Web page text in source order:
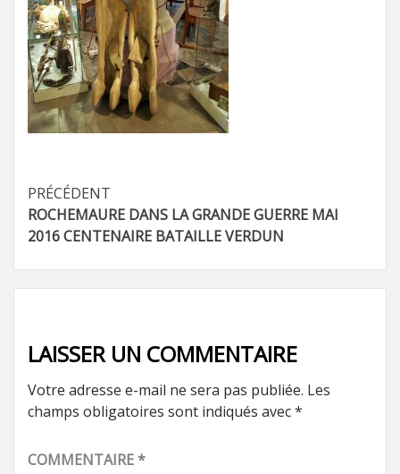
Navigation
d’article
PRÉCÉDENT
ROCHEMAURE DANS LA GRANDE GUERRE MAI
2016 CENTENAIRE BATAILLE VERDUN
LAISSER UN COMMENTAIRE
Votre adresse e-mail ne sera pas publiée. Les
champs obligatoires sont indiqués avec*
COMMENTAIRE*